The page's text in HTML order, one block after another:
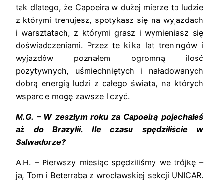
tak dlatego, że Capoeira w dużej mierze to ludzie
z którymi trenujesz, spotykasz się na wyjazdach
i warsztatach, z którymi grasz i wymieniasz się
doświadczeniami. Przez te kilka lat treningów i
wyjazdów poznałem ogromną ilość
pozytywnych, uśmiechniętych i naładowanych
dobrą energią ludzi z całego świata, na których
wsparcie mogę zawsze liczyć.
M.G. – W zeszłym roku za Capoeirą pojechałeś
aż do Brazylii. Ile czasu spędziliście w
Salwadorze?
A.H. – Pierwszy miesiąc spędziliśmy we trójkę –
ja, Tom i Beterraba z wrocławskiej sekcji UNICAR.